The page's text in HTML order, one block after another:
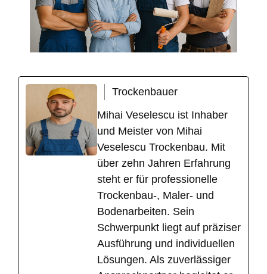
Trockenbauer
Mihai Veselescu ist Inhaber
und Meister von Mihai
Veselescu Trockenbau. Mit
über zehn Jahren Erfahrung
steht er für professionelle
Trockenbau-, Maler- und
Bodenarbeiten. Sein
Schwerpunkt liegt auf präziser
Ausführung und individuellen
Lösungen. Als zuverlässiger